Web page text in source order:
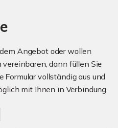
Angebot oder wollen
dann füllen Sie
vollständig aus und
mit Ihnen in Verbindung.